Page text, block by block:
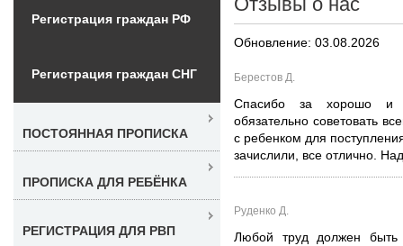
Обновление: 03.08.2026
Берестов Д.
Спасибо за хорошо и
обязательно советовать
с ребенком для
зачислили, все отлично.
Руденко Д.
Любой труд должен быть
Регистрация граждан РФ
Регистрация граждан СНГ
ПОСТОЯННАЯ ПРОПИСКА
ПРОПИСКА ДЛЯ РЕБЁНКА
РЕГИСТРАЦИЯ ДЛЯ РВП